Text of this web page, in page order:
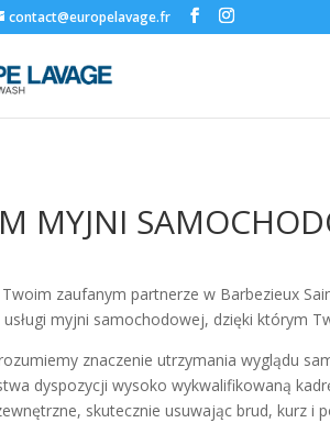
contact@europelavage.fr
MYJNI
zaufanym partnerze w Barbezieux
myjni samochodowej, dzięki którym
znaczenie utrzymania wyglądu
dyspozycji wysoko wykwalifikowaną
skutecznie usuwając brud, kurz i